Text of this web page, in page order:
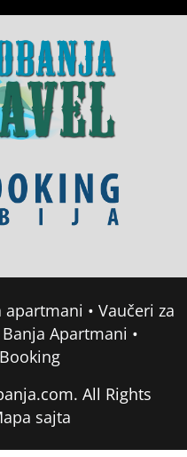
apartmani • Vaučeri za
Banja Apartmani •
All Rights
sajta